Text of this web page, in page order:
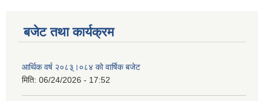
बजेट तथा कार्यक्रम
आर्थिक वर्ष २०८३्।०८४ को वार्षिक बजेट
मिति: 06/24/2026 - 17:52